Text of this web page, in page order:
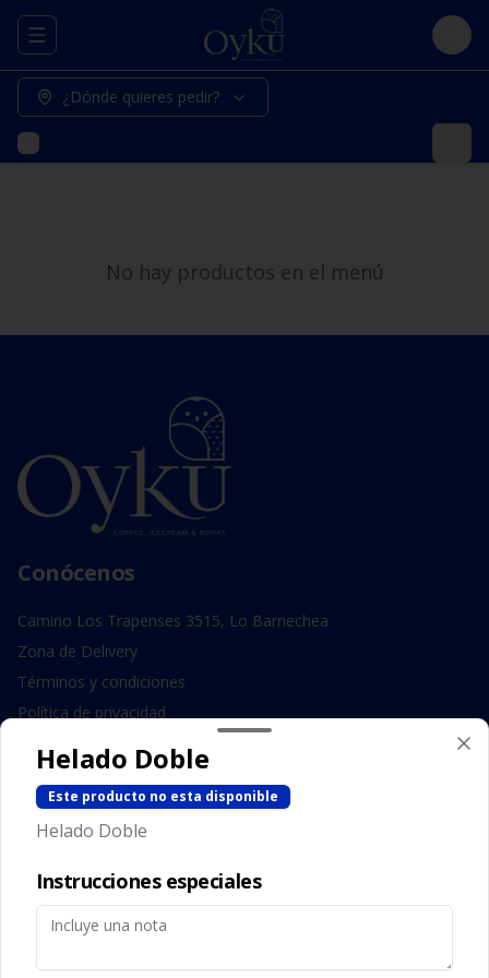
Abrir menu de navegación Login
¿Dónde quieres pedir?
No hay productos en el menú
Conócenos
Camino Los Trapenses 3515, Lo Barnechea
Zona de Delivery
Términos y condiciones
Política de privacidad
Redes sociales
Instagram
Facebook
Mi cuenta
Helado Doble
Este producto no esta disponible
Helado Doble
Instrucciones especiales